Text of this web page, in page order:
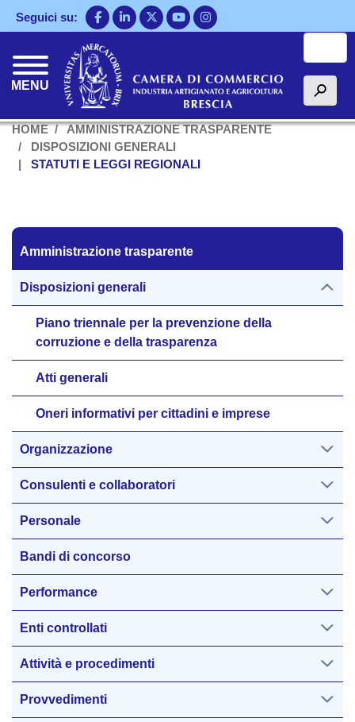
Salta
al
Seguici su:
MENU h
HOME
AMMINISTRAZIONE TRASPARENTE
DISPOSIZIONI GENERALI
STATUTI E LEGGI REGIONALI
Amministrazione trasparente
Amministrazione trasparente
Disposizioni generali
Piano triennale per la prevenzione della
corruzione e della trasparenza
Atti generali
Oneri informativi per cittadini e imprese
Organizzazione
Consulenti e collaboratori
Personale
Bandi di concorso
Performance
Enti controllati
Attività e procedimenti
Provvedimenti